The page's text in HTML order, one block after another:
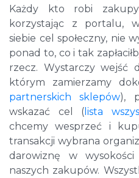
Każdy kto robi
korzystając z portalu,
siebie cel społeczny, nie
ponad to, co i tak
rzecz. Wystarczy wejść
którym zamierzamy
partnerskich sklepów),
wskazać cel ( lista
chcemy wesprzeć i
transakcji wybrana
darowiznę w
naszych zakupów.